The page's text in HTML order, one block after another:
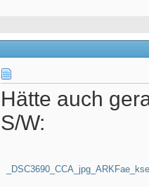
Hätte auch
S/W: